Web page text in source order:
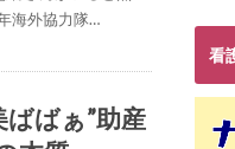
海外協力隊…
ばぁ”助産
看